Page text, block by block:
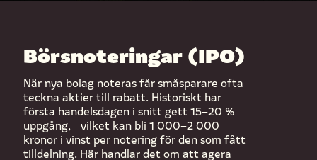
Börsnoteringar (IPO)
När nya bolag noteras får småsparare ofta
teckna aktier till rabatt. Historiskt har
första handelsdagen i snitt gett 15–20 %
uppgång, vilket kan bli 1 000–2 000
kronor i vinst per notering för den som fått
tilldelning. Här handlar det om att agera